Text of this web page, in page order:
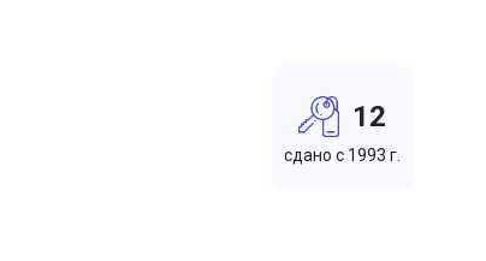
12
cдано c 1993 г.